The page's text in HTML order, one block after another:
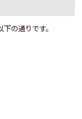
の通りです。